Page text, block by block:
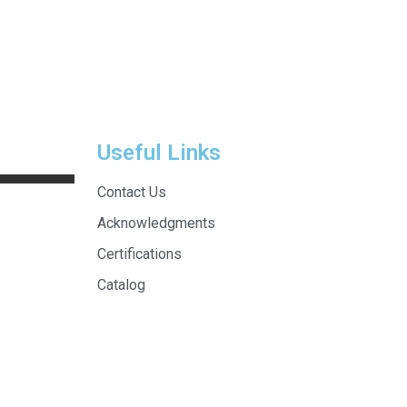
Useful Links
Contact Us
Acknowledgments
Certifications
Catalog